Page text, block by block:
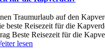
Traumurlaub auf den
beste Reisezeit für die
Beste Reisezeit für die
lesen